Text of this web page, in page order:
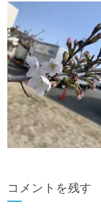
コメントを残す